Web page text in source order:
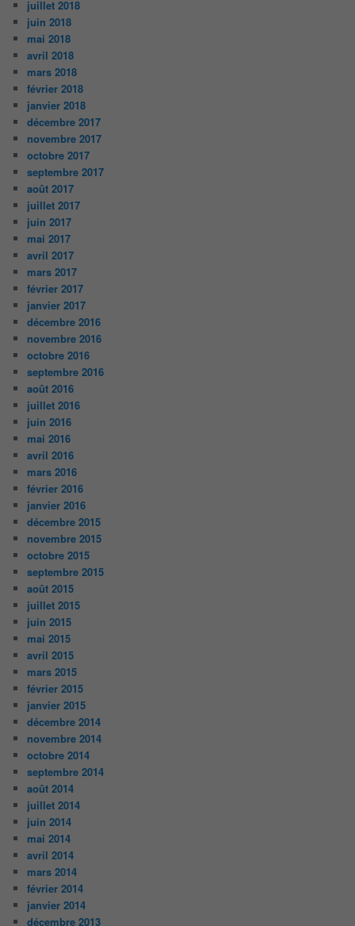
juillet 2018
juin 2018
mai 2018
avril 2018
mars 2018
février 2018
janvier 2018
décembre 2017
novembre 2017
octobre 2017
septembre 2017
août 2017
juillet 2017
juin 2017
mai 2017
avril 2017
mars 2017
février 2017
janvier 2017
décembre 2016
novembre 2016
octobre 2016
septembre 2016
août 2016
juillet 2016
juin 2016
mai 2016
avril 2016
mars 2016
février 2016
janvier 2016
décembre 2015
novembre 2015
octobre 2015
septembre 2015
août 2015
juillet 2015
juin 2015
mai 2015
avril 2015
mars 2015
février 2015
janvier 2015
décembre 2014
novembre 2014
octobre 2014
septembre 2014
août 2014
juillet 2014
juin 2014
mai 2014
avril 2014
mars 2014
février 2014
janvier 2014
décembre 2013